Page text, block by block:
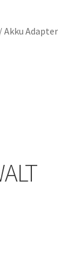
/Akku Adapter